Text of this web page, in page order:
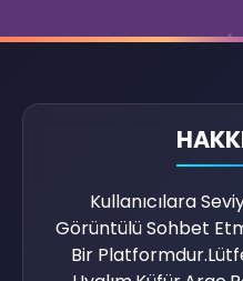
📩
Kullanıcılara
Görüntülü Sohbet
Bir